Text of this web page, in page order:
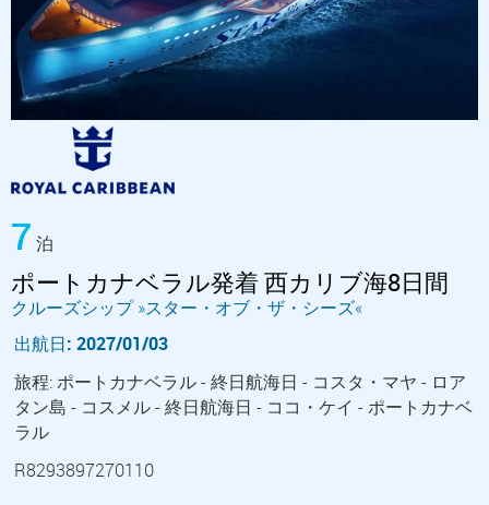
7 泊
ポートカナベラル発着 西カリブ海8日間
クルーズシップ »スター・オブ・ザ・シーズ«
出航日: 2027/01/03
旅程: ポートカナベラル - 終日航海日 - コスタ・マヤ - ロア
タン島 - コスメル - 終日航海日 - ココ・ケイ - ポートカナベ
ラル
R8293897270110